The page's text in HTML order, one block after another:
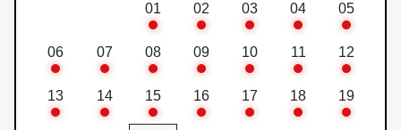
01 02 03 04 05
06 07 08 09 10 11 12
13 14 15 16 17 18 19